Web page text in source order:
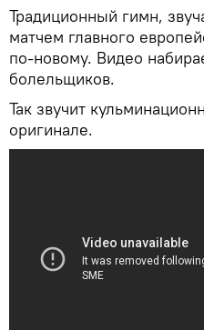
Традиционный гимн,
матчем главного
по-новому. Видео
болельщиков.
Так звучит
оригинале.